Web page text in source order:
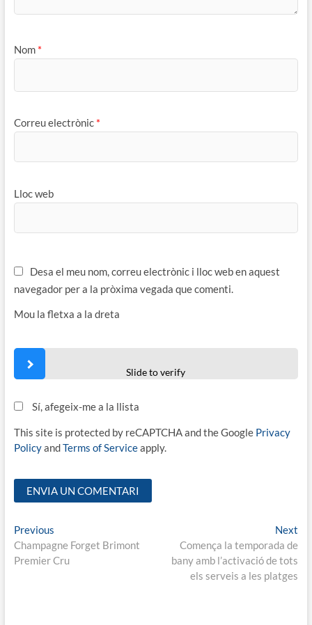
Nom *
Correu electrònic *
Lloc web
Desa el meu nom, correu electrònic i lloc web en aquest
navegador per a la pròxima vegada que comenti.
Mou la fletxa a la dreta
Slide to verify
Sí, afegeix-me a la llista
This site is protected by reCAPTCHA and the Google Privacy
PolicyandTerms of Serviceapply.
Navegació
d'entrades
PreviousPrevious
post:
Champagne Forget Brimont
Premier Cru
Next
Comença la temporada de
bany amb l’activació de tots
els serveis a les platges